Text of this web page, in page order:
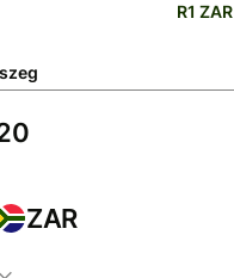
R1
ZAR